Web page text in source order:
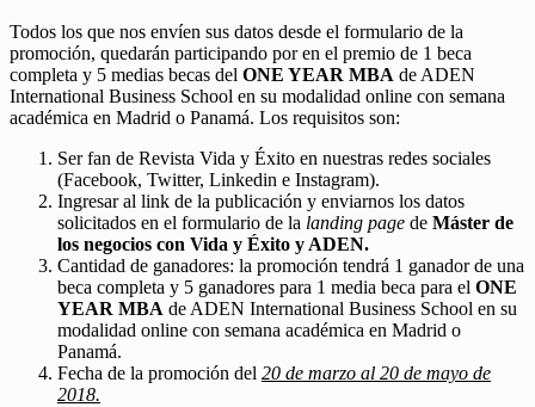
Todos los que nos envíen sus datos desde el formulario de la
promoción, quedarán participando por en el premio de 1 beca
completa y 5 medias becas del ONE YEAR MBA de ADEN
International Business School en su modalidad online con semana
académica en Madrid o Panamá. Los requisitos son:
Ser fan de Revista Vida y Éxito en nuestras redes sociales
(Facebook, Twitter, Linkedin e Instagram).
Ingresar al link de la publicación y enviarnos los datos
solicitados en el formulario de la landing page de Máster de
los negocios con Vida y Éxito y ADEN.
Cantidad de ganadores: la promoción tendrá 1 ganador de una
beca completa y 5 ganadores para 1 media beca para el ONE
YEAR MBA de ADEN International Business School en su
modalidad online con semana académica en Madrid o
Panamá.
Fecha de la promoción del 20 de marzo al 20 de mayo de
2018.